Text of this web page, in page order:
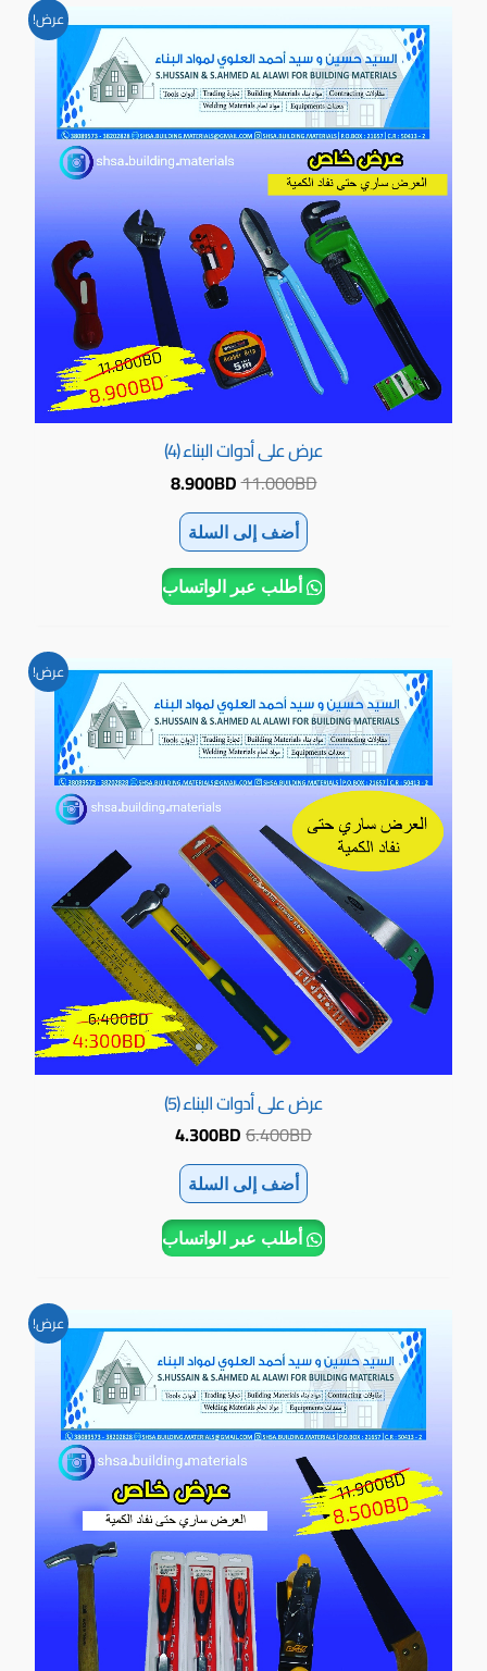
عرض!
عرض على أدوات البناء (4)
11.000BD
السعر
الأصلي
هو:
11.000BD.
8.900BD
السعر
الحالي
هو:
8.900BD.
أضف إلى السلة
أطلب عبر الواتساب
عرض!
عرض على أدوات البناء (5)
6.400BD
السعر
الأصلي
هو:
6.400BD.
4.300BD
السعر
الحالي
هو:
4.300BD.
أضف إلى السلة
أطلب عبر الواتساب
عرض! السعر
الأصلي
هو:
11.900BD.
السعر
الحالي
هو:
8.500BD.